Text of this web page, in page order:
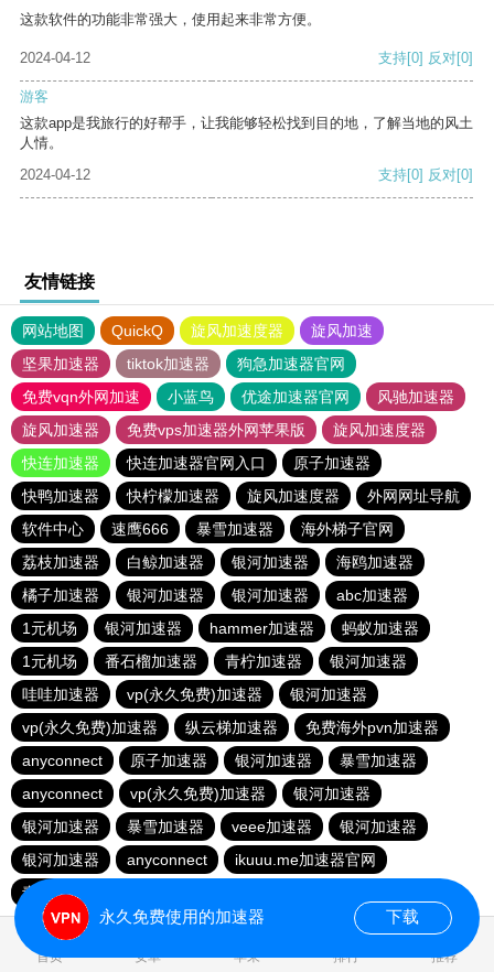
这款软件的功能非常强大，使用起来非常方便。
2024-04-12 支持[0] 反对[0]
游客
这款app是我旅行的好帮手，让我能够轻松找到目的地，了解当地的风土
人情。
2024-04-12
支持[0] 反对[0]
友情链接
网站地图 QuickQ 旋风加速度器
旋风加速
坚果加速器
tiktok加速器
狗急加速器官网
免费vqn外网加速
小蓝鸟 优途加速器官网
风驰加速器
旋风加速器
免费vps加速器外网苹果版
旋风加速度器
快连加速器
快连加速器官网入口
原子加速器
快鸭加速器
快柠檬加速器 旋风加速度器
外网网址导航
软件中心
速鹰666 暴雪加速器
海外梯子官网
荔枝加速器
白鲸加速器 银河加速器
海鸥加速器
橘子加速器
银河加速器 银河加速器
abc加速器
1元机场
银河加速器 hammer加速器
蚂蚁加速器
1元机场
番石榴加速器 青柠加速器
银河加速器
哇哇加速器
vp(永久免费)加速器
银河加速器
vp(永久免费)加速器
纵云梯加速器
免费海外pvn加速器
anyconnect
原子加速器 银河加速器
暴雪加速器
anyconnect
vp(永久免费)加速器
银河加速器
银河加速器
暴雪加速器 veee加速器
银河加速器
银河加速器
anyconnect
ikuuu.me加速器官网
青柠加速器
首页 安卓 苹果 排行 推荐
永久免费使用的加速器 下载
0.066308s